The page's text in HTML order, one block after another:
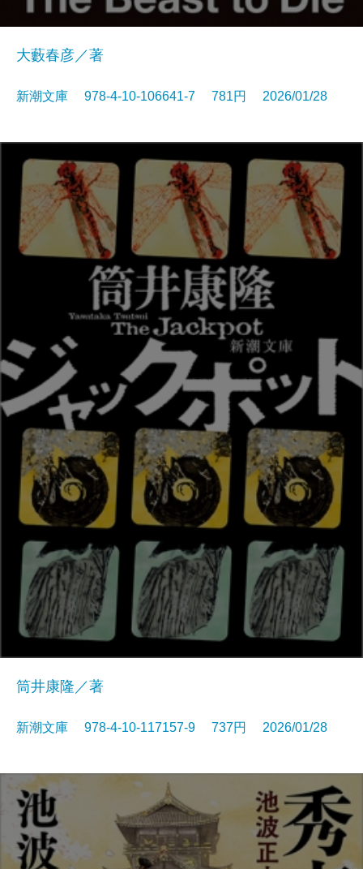
大藪春彦／著
新潮文庫 978-4-10-106641-7 781円 2026/01/28
筒井康隆／著
新潮文庫 978-4-10-117157-9 737円 2026/01/28